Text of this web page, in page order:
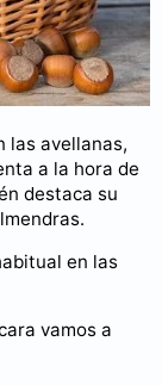
las avellanas,
a la hora de
destaca su
en las
vamos a